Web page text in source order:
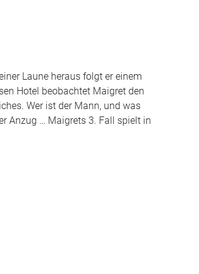
Laune heraus folgt er einem
Hotel beobachtet Maigret den
Wer ist der Mann, und was
Anzug … Maigrets 3. Fall spielt in